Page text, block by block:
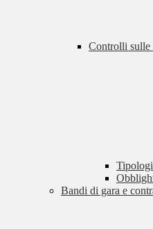
Controlli sulle
Bandi di gara e